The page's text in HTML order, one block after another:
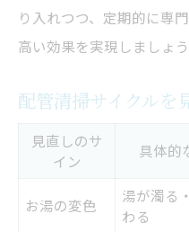
り入れつつ、定期的に専
高い効果を実現しましょう
配管清掃サイクルを
見直しのサ
イン
具体的
お湯の変色
湯が濁る
わる